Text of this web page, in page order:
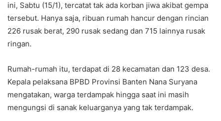
ini, Sabtu (15/1), tercatat tak ada korban jiwa akibat gempa
tersebut. Hanya saja, ribuan rumah hancur dengan rincian
226 rusak berat, 290 rusak sedang dan 715 lainnya rusak
ringan.
Rumah-rumah itu, terdapat di 28 kecamatan dan 123 desa.
Kepala pelaksana BPBD Provinsi Banten Nana Suryana
mengatakan, warga terdampak hingga saat ini masih
mengungsi di sanak keluarganya yang tak terdampak.